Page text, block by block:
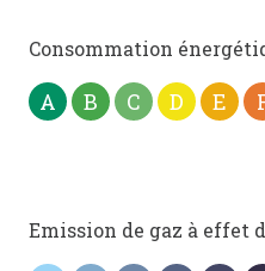
Consommation
A B C D E
Emission de gaz à effet